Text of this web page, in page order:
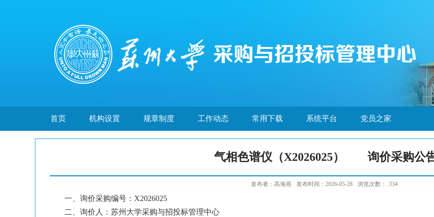
首页 机构设置 规章制度 工作动态 常用下载 系统平台 党员之家
气相色谱仪（X2026025） 询价采购公
发布者：高海燕 发布时间：2026-05-28 浏览次数： 334
一、询价采购编号：X2026025
二、询价人：苏州大学采购与招投标管理中心